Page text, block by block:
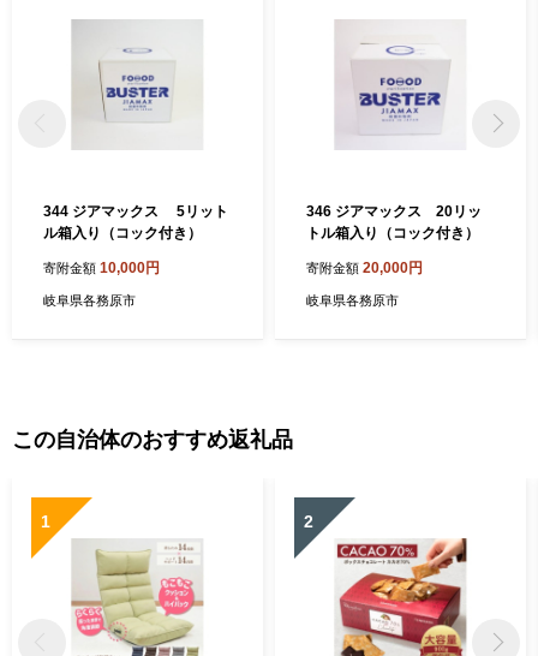
344 ジアマックス 5リット
ル箱入り（コック付き）
寄附金額 10,000円
岐阜県各務原市
346 ジアマックス 20リッ
トル箱入り（コック付き）
寄附金額 20,000円
岐阜県各務原市
この自治体のおすすめ返礼品
1 2